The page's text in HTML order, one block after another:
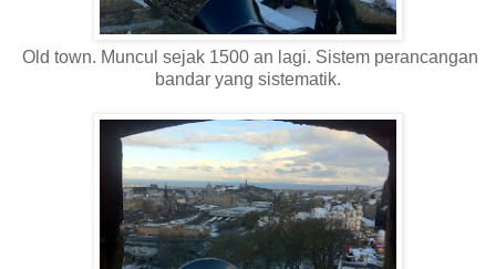
Old town. Muncul sejak 1500 an lagi. Sistem perancangan
bandar yang sistematik.